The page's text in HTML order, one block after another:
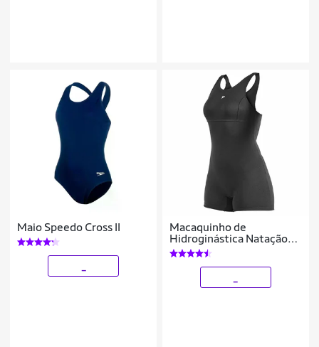
Maio Speedo Cross II
Macaquinho de
Hidroginástica Natação
Poker Anatômico Shape
Proteção Solar FPU 50+